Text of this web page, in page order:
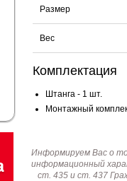
Размер
Вес
Комплектация
Штанга - 1 шт.
Монтажный
Информируем Вас о
информационный
ст. 435 и ст. 437